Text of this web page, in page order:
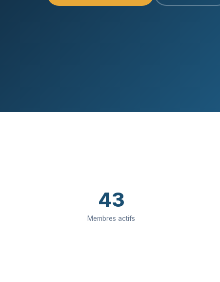
43
Membres actifs